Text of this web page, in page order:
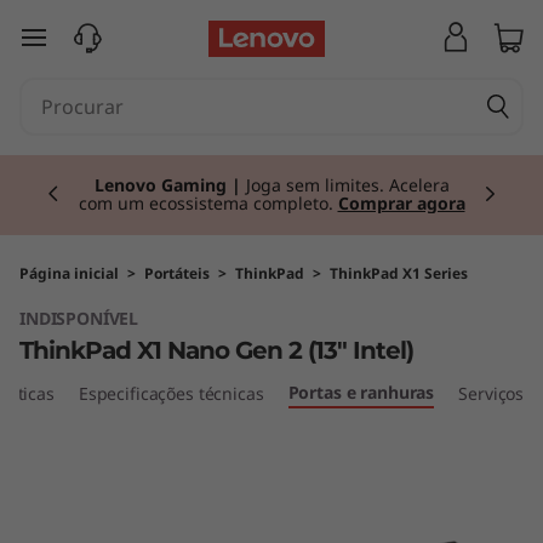
T
P
a
d
saltar para o conteúdo principal
Lenovo Gaming | Joga sem limites. Acelera
com um ecossistema completo. Comprar agora
Página inicial > Portáteis > ThinkPad > ThinkPad X1 Series
INDISPONÍVEL
ThinkPad X1 Nano Gen 2 (13" Intel)
Especificações técnicas Portas e ranhuras Serviços